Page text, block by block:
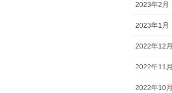
2023年2月
2023年1月
2022年12月
2022年11月
2022年10月